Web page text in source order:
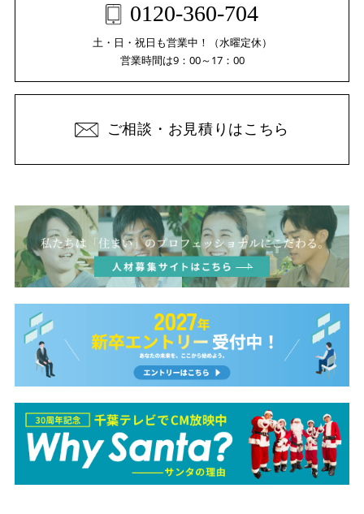
0120-360-704
土・日・祝日も営業中！（水曜定休）
営業時間は9：00～17：00
ご相談・お見積りはこちら